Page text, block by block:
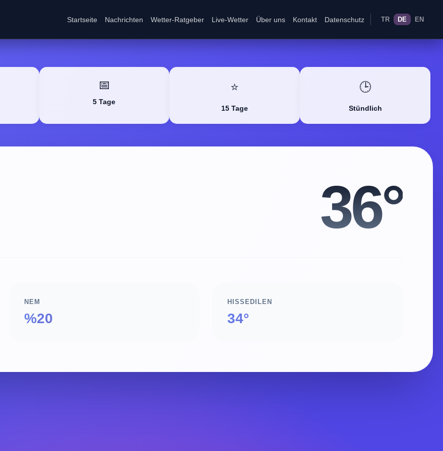
Startseite Nachrichten Wetter-Ratgeber Live-Wetter Über uns Kontakt Datenschutz TR DE EN
📅
5 Tage
⭐
15 Tage
🕒
Stündlich
36°
NEM
%20
HISSEDILEN
34°